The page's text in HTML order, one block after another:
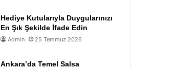
Hediye Kutularıyla Duygularınızı
En Şık Şekilde İfade Edin
Admin 25 Temmuz 2026
Ankara’da Temel Salsa